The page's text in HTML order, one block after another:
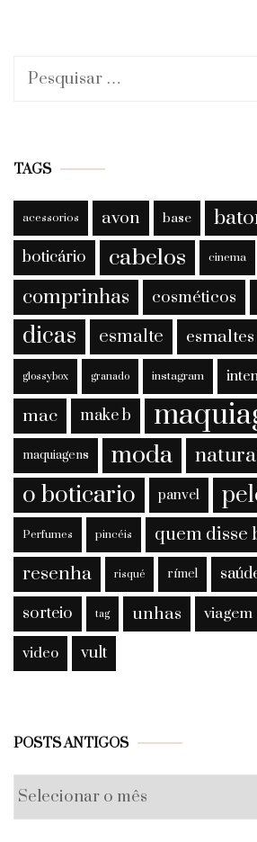
Pesquisar
TAGS
acessorios avon base
boticário cabelos cinema
comprinhas cosméticos
dicas esmalte esmaltes
glossybox granado instagram
mac make b
maquiagens moda natura
o boticario panvel
Perfumes pincéis quem disse
resenha risqué rímel
sorteio tag unhas viagem
video vult
POSTS ANTIGOS
Posts